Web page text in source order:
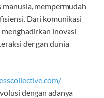
mempermudah
Dari komunikasi
inovasi
dengan dunia
dengan adanya